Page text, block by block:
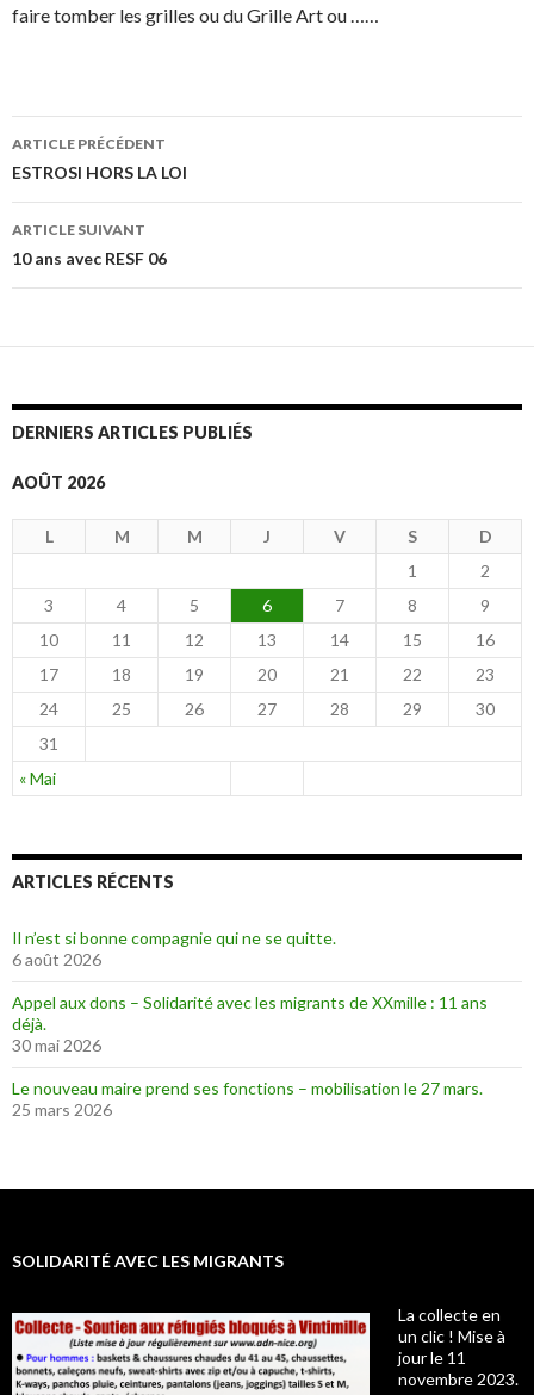
faire tomber les grilles ou du Grille Art ou ……
Navigation
des
articles
ARTICLE PRÉCÉDENT
ESTROSI HORS LA LOI
ARTICLE SUIVANT
10 ans avec RESF 06
DERNIERS ARTICLES PUBLIÉS
AOÛT 2026
L M M J V S D
« Mai
1
2
3
4 5 6 7 8
9
10
11 12 13 14 15
16
17
18 19 20 21 22
23
24
25 26 27 28 29
30
31
ARTICLES RÉCENTS
Il n’est si bonne compagnie qui ne se quitte.
6 août 2026
Appel aux dons – Solidarité avec les migrants de XXmille : 11 ans
déjà.
30 mai 2026
Le nouveau maire prend ses fonctions – mobilisation le 27 mars.
25 mars 2026
SOLIDARITÉ AVEC LES MIGRANTS
La collecte en
un clic ! Mise à
jour le 11
novembre 2023.